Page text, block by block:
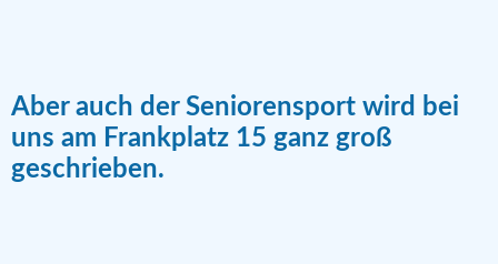
Aber auch der Seniorensport wird bei
uns am Frankplatz 15 ganz groß
geschrieben.